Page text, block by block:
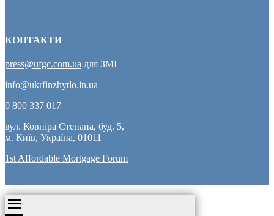
КОНТАКТИ
press@ufgc.com.ua для ЗМІ
info@ukrfinzhytlo.in.ua
0 800 337 017
вул. Ковніра Степана, буд. 5,
м. Київ, Україна, 01011
1st Affordable Mortgage Forum